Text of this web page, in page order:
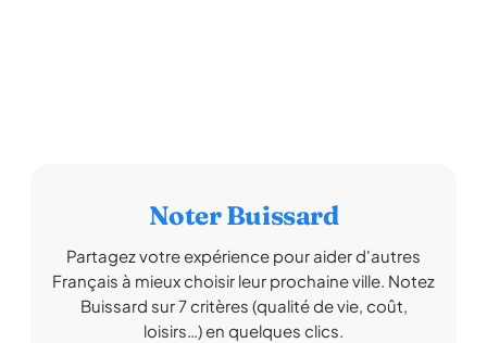
Noter Buissard
Partagez votre expérience pour aider d'autres
Français à mieux choisir leur prochaine ville. Notez
Buissard sur 7 critères (qualité de vie, coût,
loisirs…) en quelques clics.